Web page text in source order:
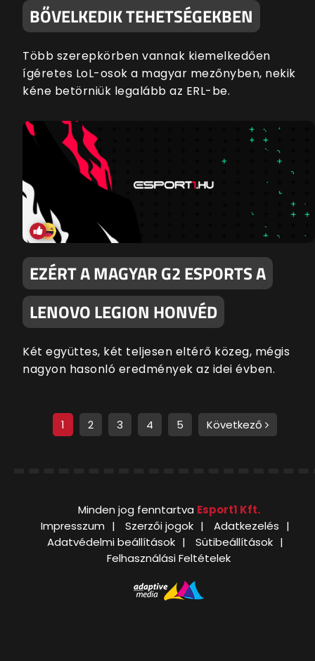
BŐVELKEDIK TEHETSÉGEKBEN
Több szerepkörben vannak kiemelkedően
ígéretes LoL-osok a magyar mezőnyben, nekik
kéne betörniük legalább az ERL-be.
EZÉRT A MAGYAR G2 ESPORTS A
LENOVO LEGION HONVÉD
Két együttes, két teljesen eltérő közeg, mégis
nagyon hasonló eredmények az idei évben.
1 2 3 4 5 Következő
Minden jog fenntartva Esport1 Kft.
Impresszum
Szerzői jogok
Adatkezelés
Adatvédelmi beállítások
Sütibeállítások
Felhasználási Feltételek